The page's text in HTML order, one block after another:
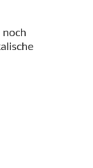
noch